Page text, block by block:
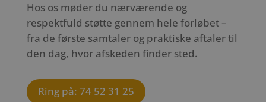
Hos os møder du nærværende og
respektfuld støtte gennem hele forløbet –
fra de første samtaler og praktiske aftaler til
den dag, hvor afskeden finder sted.
Ring på: 74 52 31 25